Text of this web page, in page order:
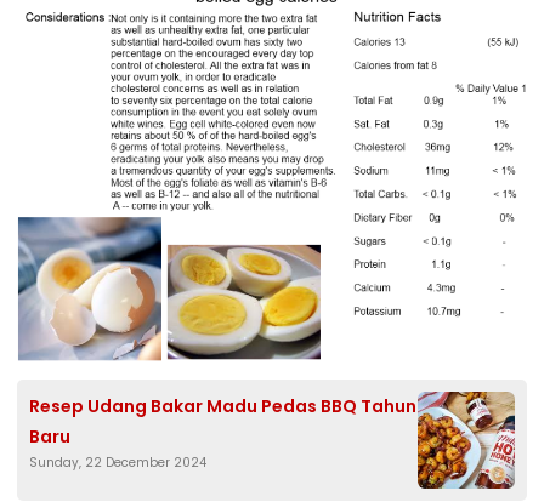
Resep Udang Bakar Madu Pedas BBQ Tahun
Baru
Sunday, 22 December 2024